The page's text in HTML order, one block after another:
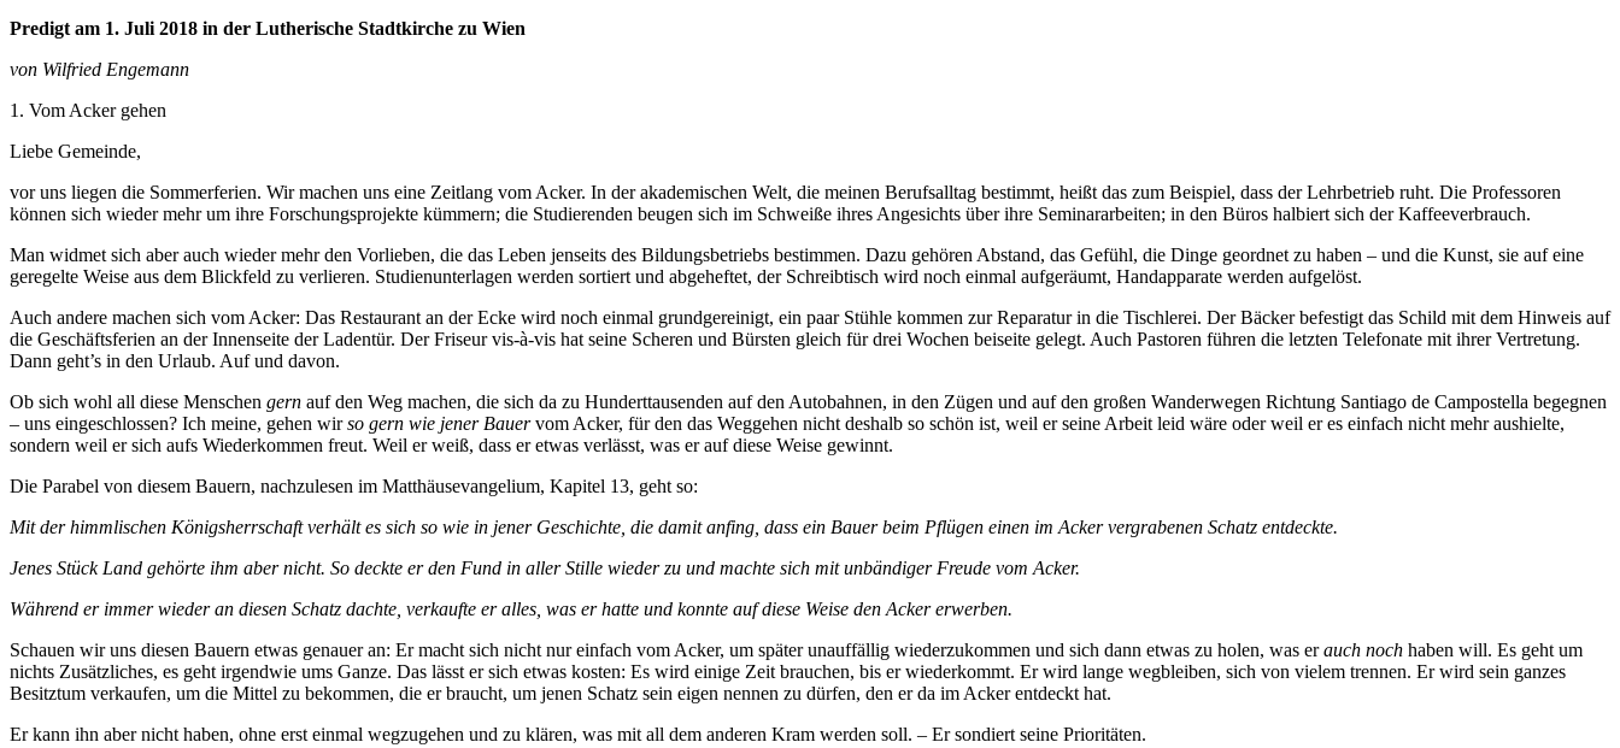
Predigt am 1. Juli 2018 in der Lutherische Stadtkirche zu Wien
von Wilfried Engemann
1. Vom Acker gehen
Liebe Gemeinde,
vor uns liegen die Sommerferien. Wir machen uns eine Zeitlang vom Acker. In der akademischen Welt, die meinen Berufsalltag bestimmt, heißt das zum Beispiel, dass der Lehrbetrieb ruht. Die Professoren
können sich wieder mehr um ihre Forschungsprojekte kümmern; die Studierenden beugen sich im Schweiße ihres Angesichts über ihre Seminararbeiten; in den Büros halbiert sich der Kaffeeverbrauch.
Man widmet sich aber auch wieder mehr den Vorlieben, die das Leben jenseits des Bildungsbetriebs bestimmen. Dazu gehören Abstand, das Gefühl, die Dinge geordnet zu haben – und die Kunst, sie auf eine
geregelte Weise aus dem Blickfeld zu verlieren. Studienunterlagen werden sortiert und abgeheftet, der Schreibtisch wird noch einmal aufgeräumt, Handapparate werden aufgelöst.
Auch andere machen sich vom Acker: Das Restaurant an der Ecke wird noch einmal grundgereinigt, ein paar Stühle kommen zur Reparatur in die Tischlerei. Der Bäcker befestigt das Schild mit dem Hinweis auf
die Geschäftsferien an der Innenseite der Ladentür. Der Friseur vis-à-vis hat seine Scheren und Bürsten gleich für drei Wochen beiseite gelegt. Auch Pastoren führen die letzten Telefonate mit ihrer Vertretung.
Dann geht’s in den Urlaub. Auf und davon.
Ob sich wohl all diese Menschen gern auf den Weg machen, die sich da zu Hunderttausenden auf den Autobahnen, in den Zügen und auf den großen Wanderwegen Richtung Santiago de Campostella begegnen
– uns eingeschlossen? Ich meine, gehen wirso gern wie jener Bauervom Acker, für den das Weggehen nicht deshalb so schön ist, weil er seine Arbeit leid wäre oder weil er es einfach nicht mehr aushielte,
sondern weil er sich aufs Wiederkommen freut. Weil er weiß, dass er etwas verlässt, was er auf diese Weise gewinnt.
Die Parabel von diesem Bauern, nachzulesen im Matthäusevangelium, Kapitel 13, geht so:
Mit der himmlischen Königsherrschaft verhält es sich so wie in jener Geschichte, die damit anfing, dass ein Bauer beim Pflügen einen im Acker vergrabenen Schatz entdeckte.
Jenes Stück Land gehörte ihm aber nicht. So deckte er den Fund in aller Stille wieder zu und machte sich mit unbändiger Freude vom Acker.
Während er immer wieder an diesen Schatz dachte, verkaufte er alles, was er hatte und konnte auf diese Weise den Acker erwerben.
Schauen wir uns diesen Bauern etwas genauer an: Er macht sich nicht nur einfach vom Acker, um später unauffällig wiederzukommen und sich dann etwas zu holen, was erauch noch haben will. Es geht um
nichts Zusätzliches, es geht irgendwie ums Ganze. Das lässt er sich etwas kosten: Es wird einige Zeit brauchen, bis er wiederkommt. Er wird lange wegbleiben, sich von vielem trennen. Er wird sein ganzes
Besitztum verkaufen, um die Mittel zu bekommen, die er braucht, um jenen Schatz sein eigen nennen zu dürfen, den er da im Acker entdeckt hat.
Er kann ihn aber nicht haben, ohne erst einmal wegzugehen und zu klären, was mit all dem anderen Kram werden soll. – Er sondiert seine Prioritäten.